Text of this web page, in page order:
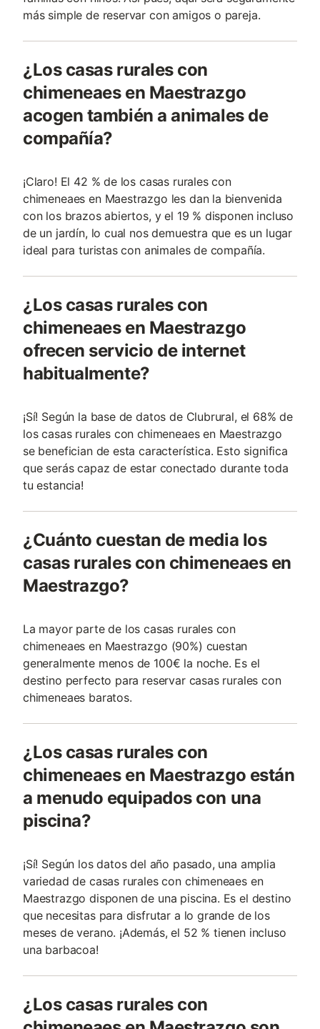
más simple de reservar con amigos o pareja.
¿Los casas rurales con
chimeneaes en Maestrazgo
acogen también a animales de
compañía?
¡Claro! El 42 % de los casas rurales con
chimeneaes en Maestrazgo les dan la bienvenida
con los brazos abiertos, y el 19 % disponen incluso
de un jardín, lo cual nos demuestra que es un lugar
ideal para turistas con animales de compañía.
¿Los casas rurales con
chimeneaes en Maestrazgo
ofrecen servicio de internet
habitualmente?
¡Sí! Según la base de datos de Clubrural, el 68% de
los casas rurales con chimeneaes en Maestrazgo
se benefician de esta característica. Esto significa
que serás capaz de estar conectado durante toda
tu estancia!
¿Cuánto cuestan de media los
casas rurales con chimeneaes en
Maestrazgo?
La mayor parte de los casas rurales con
chimeneaes en Maestrazgo (90%) cuestan
generalmente menos de 100€ la noche. Es el
destino perfecto para reservar casas rurales con
chimeneaes baratos.
¿Los casas rurales con
chimeneaes en Maestrazgo están
a menudo equipados con una
piscina?
¡Sí! Según los datos del año pasado, una amplia
variedad de casas rurales con chimeneaes en
Maestrazgo disponen de una piscina. Es el destino
que necesitas para disfrutar a lo grande de los
meses de verano. ¡Además, el 52 % tienen incluso
una barbacoa!
¿Los casas rurales con